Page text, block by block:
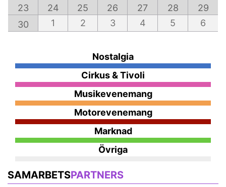
23
24 25 26 27 28
29
30
1 2 3 4 5 6
Nostalgia
Cirkus & Tivoli
Musikevenemang
Motorevenemang
Marknad
Övriga
SAMARBETSPARTNERS